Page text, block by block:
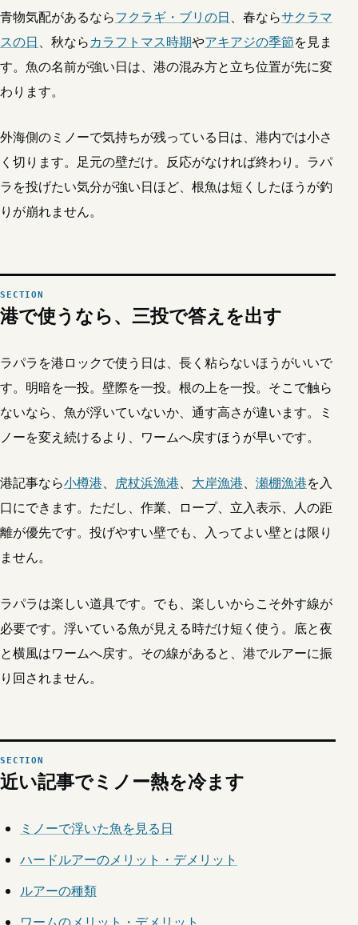
青物気配があるならフクラギ・ブリの日、春ならサクラマ
スの日、秋ならカラフトマス時期やアキアジの季節を見ま
す。魚の名前が強い日は、港の混み方と立ち位置が先に変
わります。
外海側のミノーで気持ちが残っている日は、港内では小さ
く切ります。足元の壁だけ。反応がなければ終わり。ラパ
ラを投げたい気分が強い日ほど、根魚は短くしたほうが釣
りが崩れません。
港で使うなら、三投で答えを出す
ラパラを港ロックで使う日は、長く粘らないほうがいいで
す。明暗を一投。壁際を一投。根の上を一投。そこで触ら
ないなら、魚が浮いていないか、通す高さが違います。ミ
ノーを変え続けるより、ワームへ戻すほうが早いです。
港記事なら小樽港、 虎杖浜漁港、 大岸漁港、 瀬棚漁港を入
口にできます。ただし、作業、ロープ、立入表示、人の距
離が優先です。投げやすい壁でも、入ってよい壁とは限り
ません。
ラパラは楽しい道具です。でも、楽しいからこそ外す線が
必要です。浮いている魚が見える時だけ短く使う。底と夜
と横風はワームへ戻す。その線があると、港でルアーに振
り回されません。
近い記事でミノー熱を冷ます
ミノーで浮いた魚を見る日
ハードルアーのメリット・デメリット
ルアーの種類